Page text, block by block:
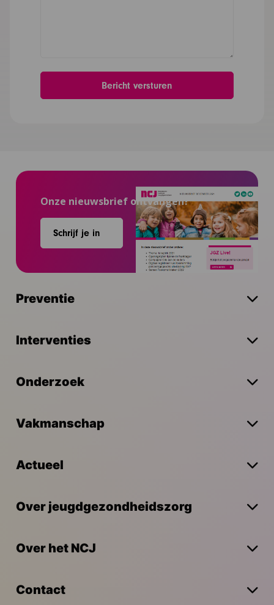
Onze nieuwsbrief ontvangen?
Schrijf je in
Preventie
Interventies
Onderzoek
Vakmanschap
Actueel
Over jeugdgezondheidszorg
Over het NCJ
Contact